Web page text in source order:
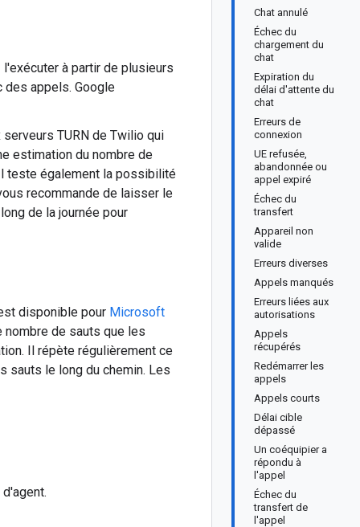
Chat annulé
Échec du
chargement du
chat
Expiration du
délai d'attente du
chat
Erreurs de
connexion
UE refusée,
abandonnée ou
appel expiré
Échec du
transfert
Appareil non
valide
Erreurs diverses
Appels manqués
Erreurs liées aux
autorisations
Appels
récupérés
Redémarrer les
appels
Appels courts
Délai cible
dépassé
Un coéquipier a
répondu à
l'appel
Échec du
transfert de
l'appel
à partir de plusieurs
des appels. Google
TURN de Twilio qui
estimation du nombre de
teste également la possibilité
recommande de laisser le
de la journée pour
disponible pour Microsoft
nombre de sauts que les
Il répète régulièrement ce
sauts le long du chemin. Les